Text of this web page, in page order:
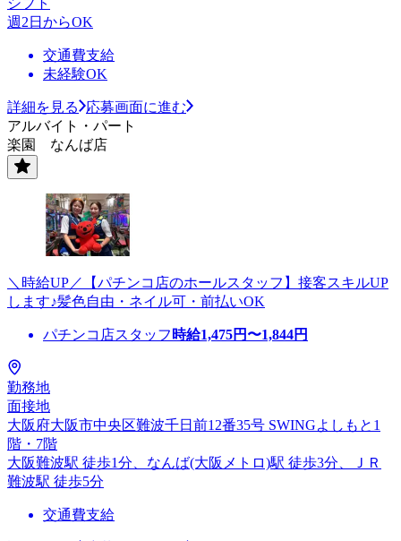
週2日からOK
交通費支給
未経験OK
詳細を見る
応募画面に進む
アルバイト・パート
楽園 なんば店
＼時給UP／【パチンコ店のホールスタッフ】接客スキルUP
します♪髪色自由・ネイル可・前払いOK
パチンコ店スタッフ 時給1,475円〜1,844円
勤務地
面接地
大阪府大阪市中央区難波千日前12番35号 SWINGよしもと1
階・7階
大阪難波駅 徒歩1分、なんば(大阪メトロ)駅 徒歩3分、ＪＲ
難波駅 徒歩5分
交通費支給